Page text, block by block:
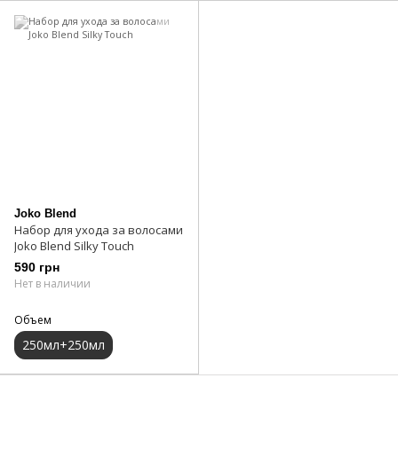
Joko Blend
Набор для ухода за волосами
Joko Blend Silky Touch
590 грн
Нет в наличии
Объем
250мл+250мл